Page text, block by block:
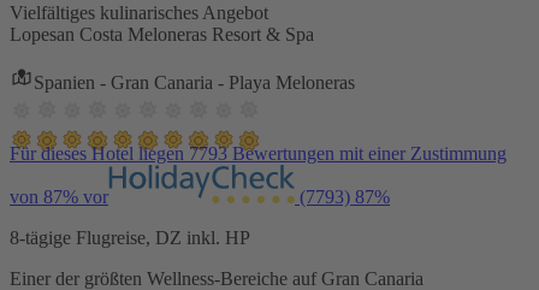
Vielfältiges kulinarisches Angebot
Lopesan Costa Meloneras Resort & Spa
Spanien - Gran Canaria - Playa Meloneras
Für dieses Hotel liegen 7793 Bewertungen mit einer Zustimmung
von 87% vor (7793) 87%
8-tägige Flugreise, DZ inkl. HP
Einer der größten Wellness-Bereiche auf Gran Canaria